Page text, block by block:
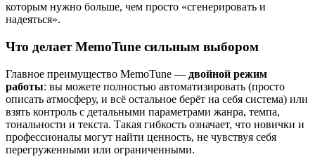
которым нужно больше, чем просто «сгенерировать и
надеяться».
Что делает MemoTune сильным выбором
Главное преимущество MemoTune — двойной режим
работы: вы можете полностью автоматизировать (просто
описать атмосферу, и всё остальное берёт на себя система) или
взять контроль с детальными параметрами жанра, темпа,
тональности и текста. Такая гибкость означает, что новички и
профессионалы могут найти ценность, не чувствуя себя
перегруженными или ограниченными.